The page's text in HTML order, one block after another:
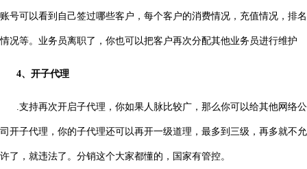
账号可以看到自己签过哪些客户，每个客户的消费情况，充值情况，排名
情况等。业务员离职了，你也可以把客户再次分配其他业务员进行维护
4、开子代理
.支持再次开启子代理，你如果人脉比较广，那么你可以给其他网络公
司开子代理，你的子代理还可以再开一级道理，最多到三级，再多就不允
许了，就违法了。分销这个大家都懂的，国家有管控。